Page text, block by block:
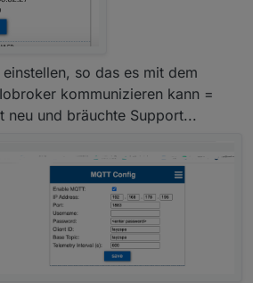
mal checken, das alle von dir im Skript
Objekte sind?
angelegt werden?
so das es mit dem
kommunizieren kann =
neu und bräuchte Support...